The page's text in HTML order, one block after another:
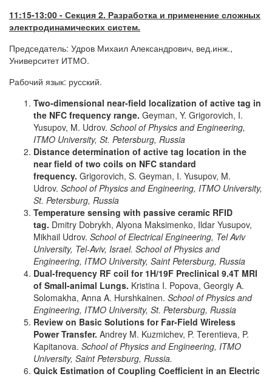
11:15-13:00 - Секция 2. Разработка и применение сложных
электродинамических систем.
Председатель: Удров Михаил Александрович, вед.инж.,
Университет ИТМО.
Рабочий язык: русский.
Two-dimensional near-field localization of active tag in
the NFC frequency range. Geyman, Y. Grigorovich, I.
Yusupov, M. Udrov. School of Physics and Engineering,
ITMO University, St. Petersburg, Russia
Distance determination of active tag location in the
near field of two coils on NFC standard
frequency. Grigorovich, S. Geyman, I. Yusupov, M.
Udrov. School of Physics and Engineering, ITMO University,
St. Petersburg, Russia
Temperature sensing with passive ceramic RFID
tag. Dmitry Dobrykh, Alyona Maksimenko, Ildar Yusupov,
Mikhail Udrov. School of Electrical Engineering, Tel Aviv
University, Tel-Aviv, Israel. School of Physics and
Engineering, ITMO University, Saint Petersburg, Russia
Dual-frequency RF coil for 1H/19F Preclinical 9.4T MRI
of Small-animal Lungs. Kristina I. Popova, Georgiy A.
Solomakha, Anna A. Hurshkainen. School of Physics and
Engineering, ITMO University, St. Petersburg, Russia
Review on Basic Solutions for Far-Field Wireless
Power Transfer. Andrey M. Kuzmichev, P. Terentieva, P.
Kapitanova. School of Physics and Engineering, ITMO
University, Saint Petersburg, Russia.
Quick Estimation of Сoupling Coefficient in an Electric